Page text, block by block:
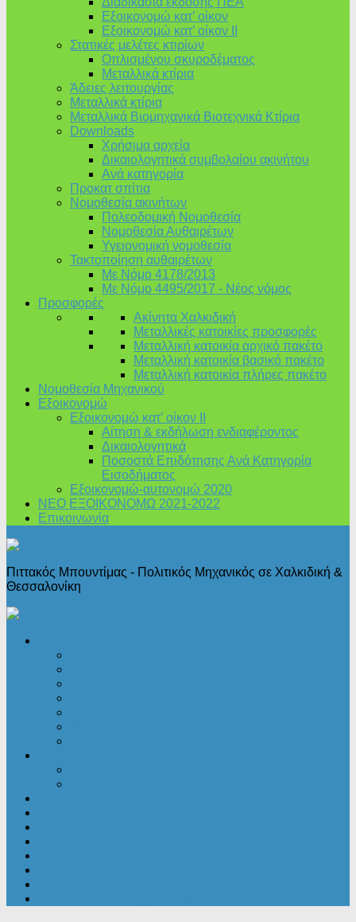
Εξοικονομώ κατ’ οίκoν
Εξοικονομώ κατ’ οίκον II
Στατικές μελέτες κτιρίων
Οπλισμένου σκυροδέματος
Μεταλλικά κτίρια
Άδειες λειτουργίας
Μεταλλικά κτίρια
Μεταλλικά Βιομηχανικά Βιοτεχνικά Κτίρια
Downloads
Χρήσιμα αρχεία
Δικαιολογητικά συμβολαίου ακινήτου
Ανά κατηγορία
Προκατ σπίτια
Νομοθεσία ακινήτων
Πολεοδομική Νομοθεσία
Νομοθεσία Αυθαιρέτων
Υγειονομική νομοθεσία
Τακτοποίηση αυθαιρέτων
Με Νόμο 4178/2013
Με Νόμο 4495/2017 - Νέος νόμος
Προσφορές
Ακίνητα Χαλκιδική
Μεταλλικές κατοικίες προσφορές
Μεταλλική κατοικία αρχικό πακέτο
Μεταλλική κατοικία βασικό πακέτο
Μεταλλική κατοικία πλήρες πακέτο
Νομοθεσία Μηχανικού
Εξοικονομώ
Εξοικονομώ κατ’ οίκον II
Αίτηση & εκδήλωση ενδιαφέροντος
Δικαιολογητικά
Ποσοστά Επιδότησης Ανά Κατηγορία
Εισοδήματος
Εξοικονομώ-αυτονομώ 2020
ΝΕΟ ΕΞΟΙΚΟΝΟΜΩ 2021-2022
Επικοινωνία
Πιττακός Μπουντίμας - Πολιτικός Μηχανικός σε Χαλκιδική &
Θεσσαλονίκη